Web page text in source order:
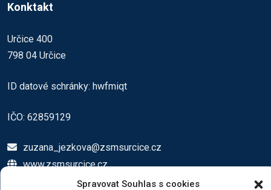
Spravovat Souhlas s cookies
Konktakt
Určice 400
798 04 Určice
ID datové schránky: hwfmiqt
IČO: 62859129
zuzana_jezkova@zsmsurcice.cz
www.zsmsurcice.cz